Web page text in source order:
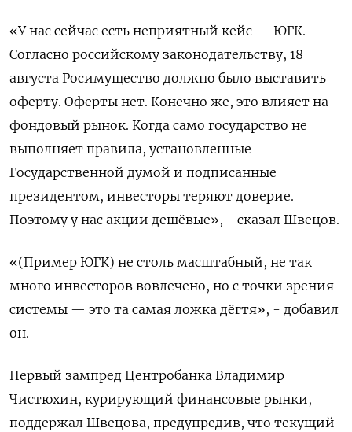
«У нас сейчас есть неприятный кейс — ЮГК.
Согласно российскому законодательству, 18
августа Росимущество должно было выставить
оферту. Оферты нет. Конечно же, это влияет на
фондовый рынок. Когда само государство не
выполняет правила, установленные
Государственной думой и подписанные
президентом, инвесторы теряют доверие.
Поэтому у нас акции дешёвые», - сказал Швецов.
«(Пример ЮГК) не столь масштабный, не так
много инвесторов вовлечено, но с точки зрения
системы — это та самая ложка дёгтя», - добавил
он.
Первый зампред Центробанка Владимир
Чистюхин, курирующий финансовые рынки,
поддержал Швецова, предупредив, что текущий